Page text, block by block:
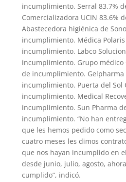
incumplimiento. Serral 83.7%
Comercializadora UCIN 83.6%
Abastecedora higiénica de
incumplimiento. Médica Polaris
incumplimiento. Labco
incumplimiento. Grupo médico
de incumplimiento. Gelpharma
incumplimiento. Puerta del Sol
incumplimiento. Medical
incumplimiento. Sun Pharma
incumplimiento. “No han
que les hemos pedido como
cuatro meses les dimos
que nos hayan incumplido en
desde junio, julio, agosto,
cumplido”, indicó.